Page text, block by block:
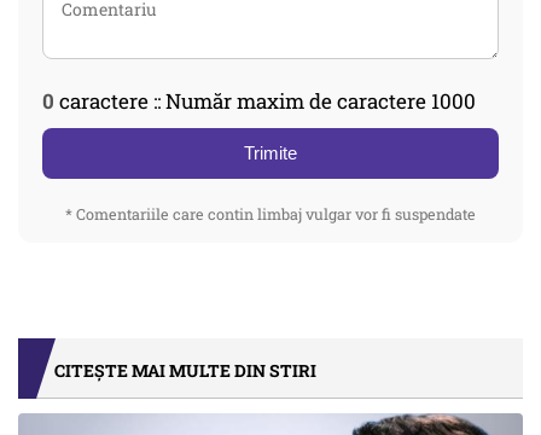
0 caractere :: Număr maxim de caractere 1000
Trimite
* Comentariile care contin limbaj vulgar vor fi suspendate
CITEȘTE MAI MULTE DIN STIRI